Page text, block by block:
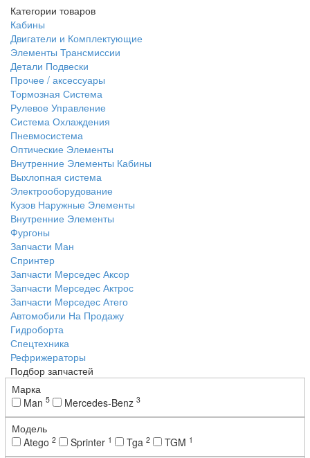
Категории товаров
Кабины
Двигатели и Комплектующие
Элементы Трансмиссии
Детали Подвески
Прочее / аксессуары
Тормозная Система
Рулевое Управление
Система Охлаждения
Пневмосистема
Оптические Элементы
Внутренние Элементы Кабины
Выхлопная система
Электрооборудование
Кузов Наружные Элементы
Внутренние Элементы
Фургоны
Запчасти Ман
Спринтер
Запчасти Мерседес Аксор
Запчасти Мерседес Актрос
Запчасти Мерседес Атего
Автомобили На Продажу
Гидроборта
Спецтехника
Рефрижераторы
Подбор запчастей
Марка
Man 5 Mercedes-Benz 3
Модель
Atego 2 Sprinter 1 Tga 2 TGM 1